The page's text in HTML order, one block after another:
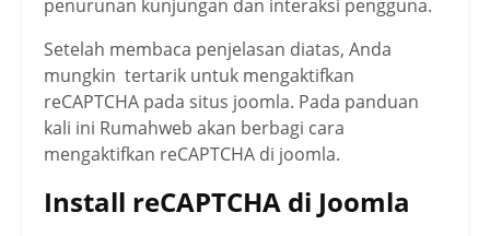
penurunan kunjungan dan interaksi pengguna.
Setelah membaca penjelasan diatas, Anda
mungkin tertarik untuk mengaktifkan
reCAPTCHA pada situs joomla. Pada panduan
kali ini Rumahweb akan berbagi cara
mengaktifkan reCAPTCHA di joomla.
Install reCAPTCHA di Joomla